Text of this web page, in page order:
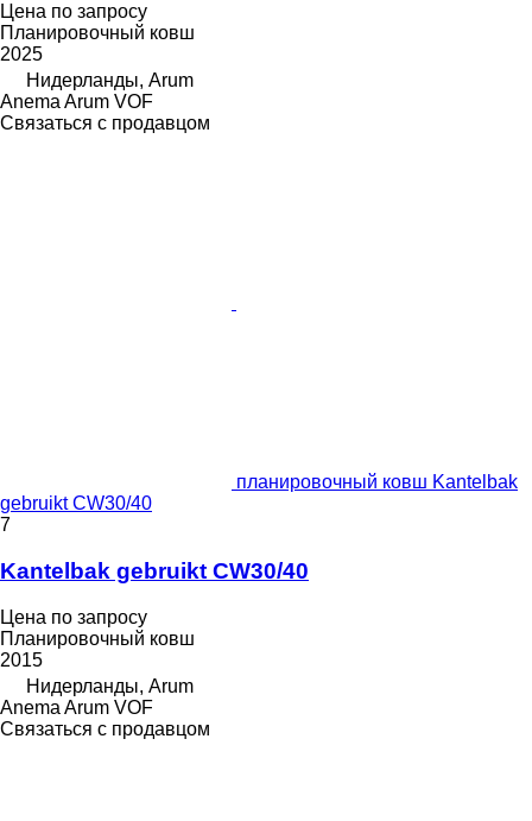
Цена по запросу
Планировочный ковш
2025
Нидерланды, Arum
Anema Arum VOF
Связаться с продавцом
планировочный ковш Kantelbak
gebruikt CW30/40
7
Kantelbak gebruikt CW30/40
Цена по запросу
Планировочный ковш
2015
Нидерланды, Arum
Anema Arum VOF
Связаться с продавцом